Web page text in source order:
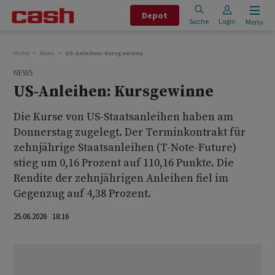
Depot
Suche Login Menu
Home News US-Anleihen: Kursgewinne
NEWS
US-Anleihen: Kursgewinne
Die Kurse von US-Staatsanleihen haben am
Donnerstag zugelegt. Der Terminkontrakt für
zehnjährige Staatsanleihen (T-Note-Future)
stieg um 0,16 Prozent auf 110,16 Punkte. Die
Rendite der zehnjährigen Anleihen fiel im
Gegenzug auf 4,38 Prozent.
25.06.2026 18:16